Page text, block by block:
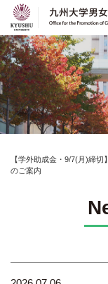
【学外助成金・9/7(月)締
のご案内